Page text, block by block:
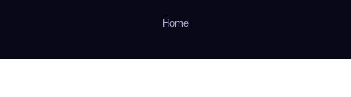
Home